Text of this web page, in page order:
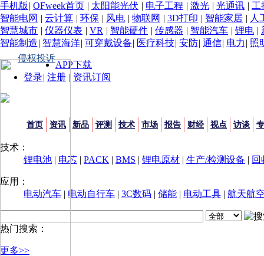
手机版 | OFweek首页 | 太阳能光伏 | 电子工程 | 激光 | 光通讯 | 工
智能电网 | 云计算 | 环保 | 风电 | 物联网 | 3D打印 | 智能家居 | 人
智慧城市 | 仪器仪表 | VR | 智能硬件 | 传感器 | 智能汽车 | 锂电 |
智能制造| 智慧海洋| 可穿戴设备| 医疗科技| 安防| 通信| 电力 | 照
侵权投诉
APP下载
登录| 注册 | 资讯订阅
首页 资讯 新品 评测 技术 市场 报告 财经 视点 访谈
技术：
锂电池 | 电芯 | PACK | BMS | 锂电原材 | 生产/检测设备 | 回
应用：
电动汽车 | 电动自行车 | 3C数码 | 储能 | 电动工具 | 航天航
热门搜索：
更多>>